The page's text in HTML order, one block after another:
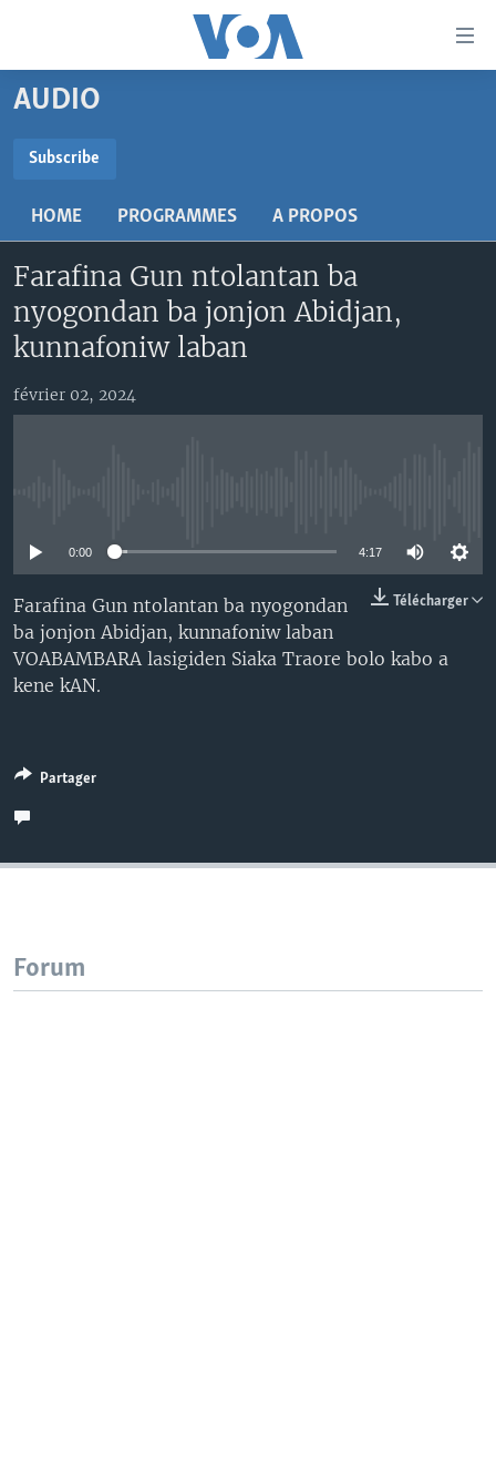
Menu
principal
navigation
principale
Retour
recherche
MALI KURA
RADIO
AN BA FO!
FARAFINA FOLI
SUIVEZ-NOUS
AUDIO
Subscribe
HOME PROGRAMMES A PROPOS
Farafina Gun ntolantan ba
nyogondan ba jonjon Abidjan,
kunnafoniw laban
février 02, 2024
0:00 4:17
Télécharger
Farafina Gun ntolantan ba nyogondan
ba jonjon Abidjan, kunnafoniw laban
VOABAMBARA lasigiden Siaka Traore bolo kabo a
kene kAN.
Partager
Forum